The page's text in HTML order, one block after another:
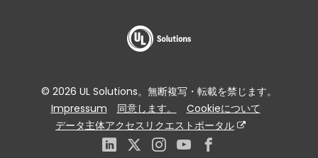
© 2026 UL Solutions。無断複写・転載を禁じます。
Impressum
同意します。
Cookieについて
データ主体アクセスリクエストポータル